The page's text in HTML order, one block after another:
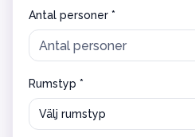
Antal personer *
Rumstyp *
Välj rumstyp